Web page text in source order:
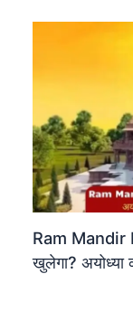
Ram Mandir
खुलेगा? अयोध्या